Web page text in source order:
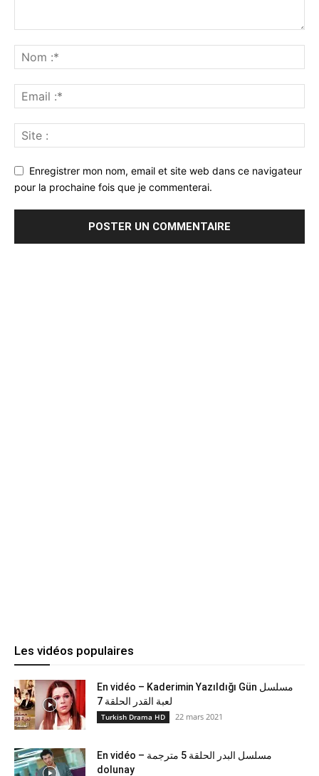
Enregistrer mon nom, email et site web dans ce navigateur
pour la prochaine fois que je commenterai.
Les vidéos populaires
En vidéo – Kaderimin Yazıldığı Gün مسلسل
لعبة القدر الحلقة 7
Turkish Drama HD 22 mars 2021
En vidéo – مسلسل البدر الحلقة 5 مترجمة
dolunay